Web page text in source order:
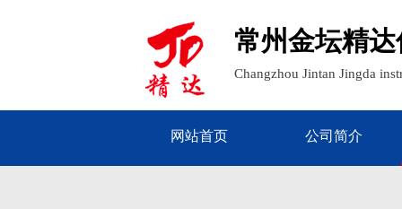
常州金坛精
Changzhou Jintan Jingda
网站首页 公司简介